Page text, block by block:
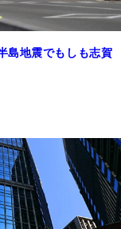
島地震でもしも志賀